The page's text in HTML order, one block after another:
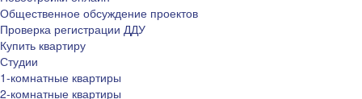
Общественное обсуждение проектов
Проверка регистрации ДДУ
Купить квартиру
Студии
1-комнатные квартиры
2-комнатные квартиры